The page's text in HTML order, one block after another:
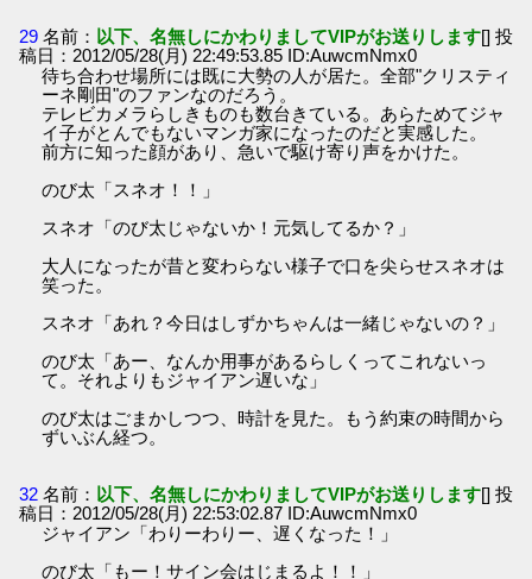
29 名前： 以下、名無しにかわりましてVIPがお送りします[] 投
稿日：2012/05/28(月) 22:49:53.85 ID:AuwcmNmx0
待ち合わせ場所には既に大勢の人が居た。全部"クリスティ
ーネ剛田"のファンなのだろう。
テレビカメラらしきものも数台きている。あらためてジャ
イ子がとんでもないマンガ家になったのだと実感した。
前方に知った顔があり、急いで駆け寄り声をかけた。
のび太「スネオ！！」
スネオ「のび太じゃないか！元気してるか？」
大人になったが昔と変わらない様子で口を尖らせスネオは
笑った。
スネオ「あれ？今日はしずかちゃんは一緒じゃないの？」
のび太「あー、なんか用事があるらしくってこれないっ
て。それよりもジャイアン遅いな」
のび太はごまかしつつ、時計を見た。もう約束の時間から
ずいぶん経つ。
32 名前： 以下、名無しにかわりましてVIPがお送りします[] 投
稿日：2012/05/28(月) 22:53:02.87 ID:AuwcmNmx0
ジャイアン「わりーわりー、遅くなった！」
のび太「もー！サイン会はじまるよ！！」